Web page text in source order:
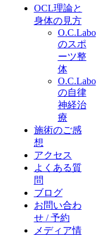
OCL理論と
身体の見方
O.C.Labo
のスポ
ーツ整
体
O.C.Labo
の自律
神経治
療
施術のご感
想
アクセス
よくある質
問
ブログ
お問い合わ
せ / 予約
メディア情